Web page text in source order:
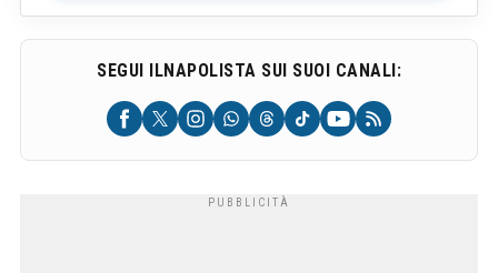
SEGUI ILNAPOLISTA SUI SUOI CANALI: